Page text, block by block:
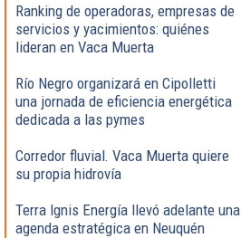
Ranking de operadoras, empresas de
servicios y yacimientos: quiénes
lideran en Vaca Muerta
Río Negro organizará en Cipolletti
una jornada de eficiencia energética
dedicada a las pymes
Corredor fluvial. Vaca Muerta quiere
su propia hidrovía
Terra Ignis Energía llevó adelante una
agenda estratégica en Neuquén